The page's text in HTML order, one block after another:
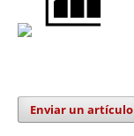
Enviar un artículo